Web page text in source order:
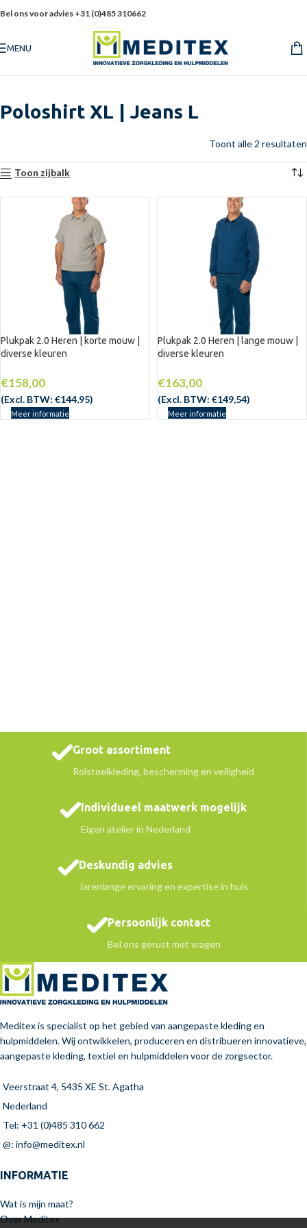
Bel ons voor advies +31 (0)485 310662
MENU
Poloshirt XL | Jeans L
Toont alle 2 resultaten
Toon zijbalk
Plukpak 2.0 Heren | korte mouw |
diverse kleuren
€158,00
(Excl. BTW: €144,95)
Meer informatie
Plukpak 2.0 Heren | lange mouw |
diverse kleuren
€163,00
(Excl. BTW: €149,54)
Meer informatie
Groot assortiment
Rolstoelkleding, bescherming en veiligheid
Individueel maatwerk mogelijk
Eigen atelier in Nederland
Deskundig advies
Jarenlange ervaring en expertise in huis
Persoonlijk contact
Bel ons gerust met vragen
Meditex is specialist op het gebied van aangepaste kleding en
hulpmiddelen. Wij ontwikkelen, produceren en distribueren innovatieve,
aangepaste kleding, textiel en hulpmiddelen voor de zorgsector.
Veerstraat 4, 5435 XE St. Agatha
Nederland
Tel: +31 (0)485 310 662
@: info@meditex.nl
INFORMATIE
Wat is mijn maat?
Over Meditex